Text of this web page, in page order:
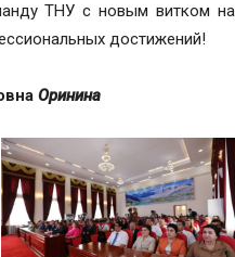
ТНУ с новым витком на
достижений!
Оринина